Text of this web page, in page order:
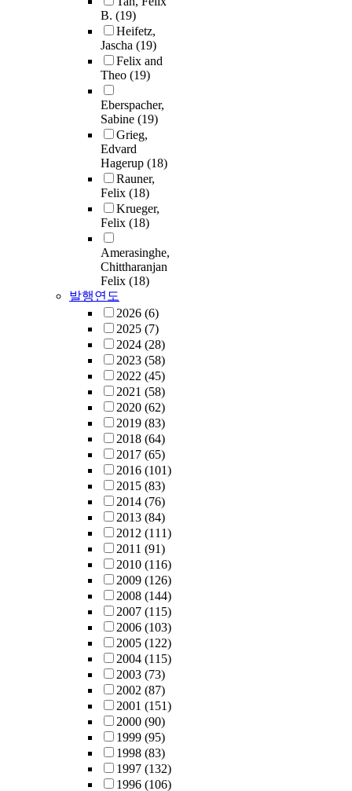
B. (19)
Heifetz,
Jascha (19)
Felix and
Theo (19)
Eberspacher,
Sabine (19)
Grieg,
Edvard
Hagerup (18)
Rauner,
Felix (18)
Krueger,
Felix (18)
Amerasinghe,
Chittharanjan
Felix (18)
발행연도
2026 (6)
2025 (7)
2024 (28)
2023 (58)
2022 (45)
2021 (58)
2020 (62)
2019 (83)
2018 (64)
2017 (65)
2016 (101)
2015 (83)
2014 (76)
2013 (84)
2012 (111)
2011 (91)
2010 (116)
2009 (126)
2008 (144)
2007 (115)
2006 (103)
2005 (122)
2004 (115)
2003 (73)
2002 (87)
2001 (151)
2000 (90)
1999 (95)
1998 (83)
1997 (132)
1996 (106)